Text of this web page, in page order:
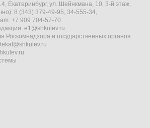
Екатеринбург, ул. Шейнкмана, 10, 3-й этаж,
8 (343) 379-49-95, 34-555-34,
+7 909 704-57-70
e1@shkulev.ru
Роскомнадзора и государственных органов: